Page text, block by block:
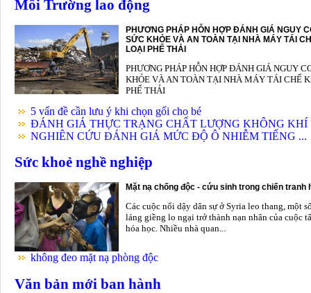
Môi Trường lao động
PHƯƠNG PHÁP HỖN HỢP ĐÁNH GIÁ NGUY
SỨC KHỎE VÀ AN TOÀN TẠI NHÀ MÁY TÁI
LOẠI PHẾ THẢI
PHƯƠNG PHÁP HỖN HỢP ĐÁNH GIÁ NGUY
KHỎE VÀ AN TOÀN TẠI NHÀ MÁY TÁI CHẾ
PHẾ THẢI
5 vấn đề cần lưu ý khi chọn gối cho bé
ĐÁNH GIÁ THỰC TRẠNG CHẤT LƯỢNG KHÔNG KHÍ
NGHIÊN CỨU ĐÁNH GIÁ MỨC ĐỘ Ô NHIỄM TIẾNG ...
Sức khoẻ nghề nghiệp
Mặt nạ chống độc - cứu sinh trong chiến tranh
Các cuộc nổi dậy dân sự ở Syria leo thang, một
láng giềng lo ngại trở thành nạn nhân của cuộc
hóa học. Nhiều nhà quan...
không đeo mặt nạ phòng độc
Văn bản mới ban hành